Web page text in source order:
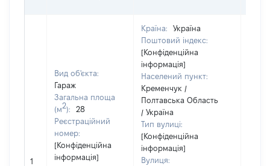
1
Вид об'єкта:
Гараж
Загальна площа
(м2):
28
Реєстраційний
номер:
[Конфіденційна
інформація]
Країна:
Україна
Поштовий індекс:
[Конфіденційна
інформація]
Населений пункт:
Кременчук /
Полтавська Область
/ Україна
Тип вулиці:
[Конфіденційна
інформація]
Вулиця: